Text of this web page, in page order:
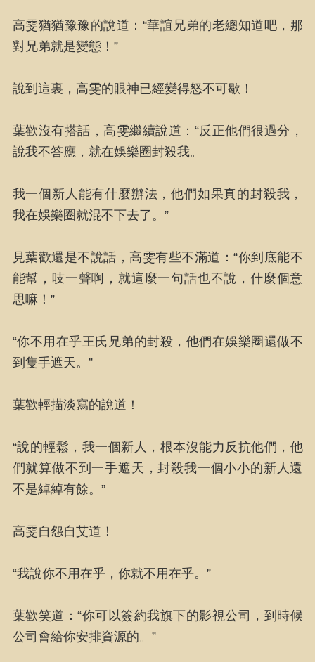
高雯猶猶豫豫的說道：“華誼兄弟的老總知道吧，那
對兄弟就是變態！”
說到這裏，高雯的眼神已經變得怒不可歇！
葉歡沒有搭話，高雯繼續說道：“反正他們很過分，
說我不答應，就在娛樂圈封殺我。
我一個新人能有什麼辦法，他們如果真的封殺我，
我在娛樂圈就混不下去了。”
見葉歡還是不說話，高雯有些不滿道：“你到底能不
能幫，吱一聲啊，就這麼一句話也不說，什麼個意
思嘛！”
“你不用在乎王氏兄弟的封殺，他們在娛樂圈還做不
到隻手遮天。”
葉歡輕描淡寫的說道！
“說的輕鬆，我一個新人，根本沒能力反抗他們，他
們就算做不到一手遮天，封殺我一個小小的新人還
不是綽綽有餘。”
高雯自怨自艾道！
“我說你不用在乎，你就不用在乎。”
葉歡笑道：“你可以簽約我旗下的影視公司，到時候
公司會給你安排資源的。”